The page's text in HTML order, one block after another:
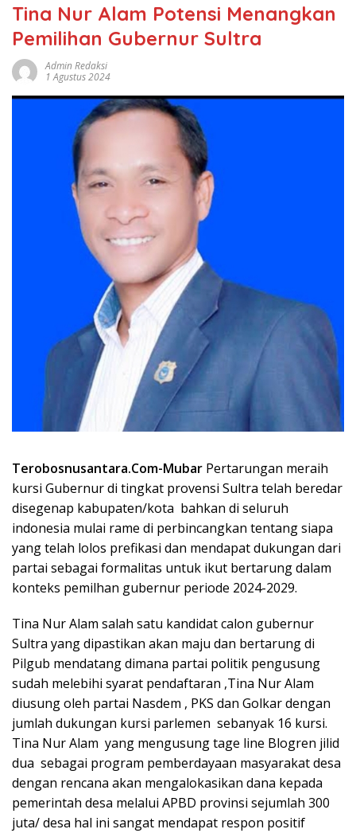
Tina Nur Alam Potensi Menangkan
Pemilihan Gubernur Sultra
Admin Redaksi
1 Agustus 2024
Terobosnusantara.Com-Mubar Pertarungan meraih
kursi Gubernur di tingkat provensi Sultra telah beredar
disegenap kabupaten/kota bahkan di seluruh
indonesia mulai rame di perbincangkan tentang siapa
yang telah lolos prefikasi dan mendapat dukungan dari
partai sebagai formalitas untuk ikut bertarung dalam
konteks pemilhan gubernur periode 2024-2029.
Tina Nur Alam salah satu kandidat calon gubernur
Sultra yang dipastikan akan maju dan bertarung di
Pilgub mendatang dimana partai politik pengusung
sudah melebihi syarat pendaftaran ,Tina Nur Alam
diusung oleh partai Nasdem , PKS dan Golkar dengan
jumlah dukungan kursi parlemen sebanyak 16 kursi.
Tina Nur Alam yang mengusung tage line Blogren jilid
dua sebagai program pemberdayaan masyarakat desa
dengan rencana akan mengalokasikan dana kepada
pemerintah desa melalui APBD provinsi sejumlah 300
juta/ desa hal ini sangat mendapat respon positif